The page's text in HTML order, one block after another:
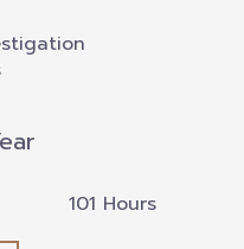
ที่นวัตกรรมการศึกษา
115 Hours